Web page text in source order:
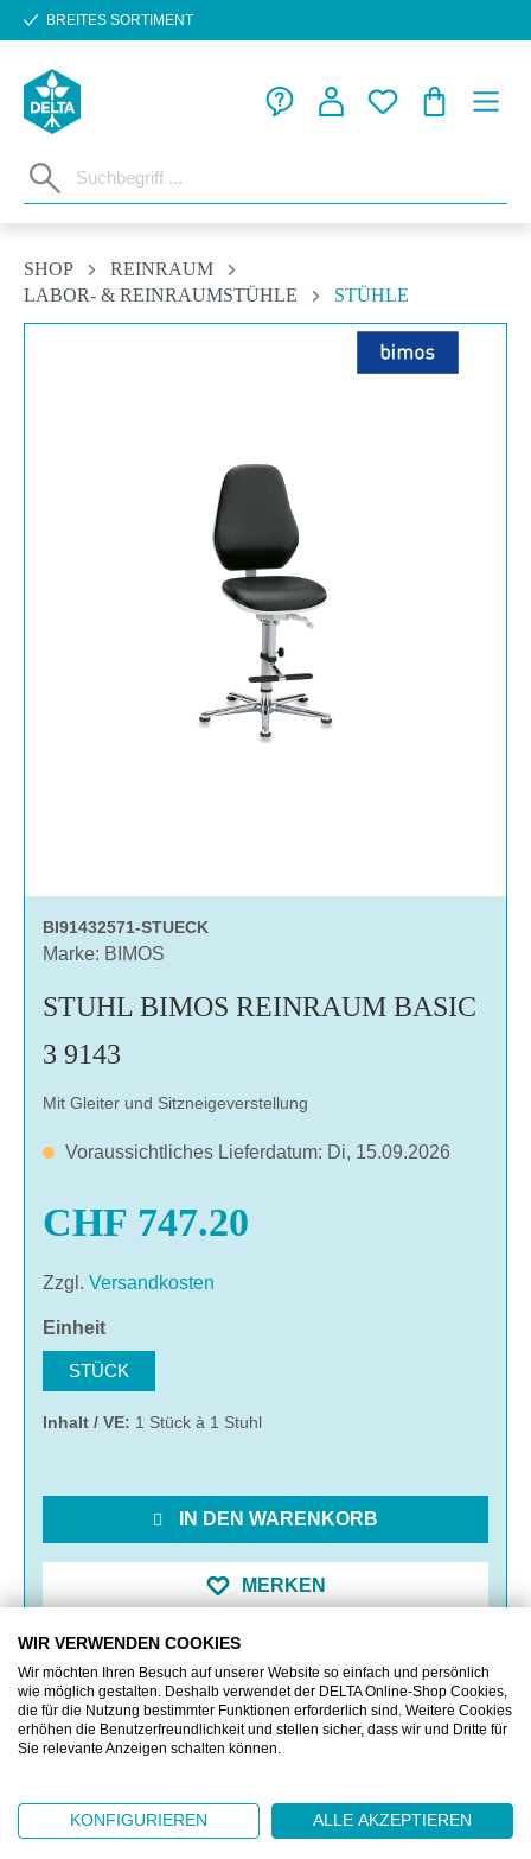
Zum Hauptinhalt springen
BREITES SORTIMENT
SHOP
REINRAUM
LABOR- & REINRAUMSTÜHLE
STÜHLE
BI91432571-STUECK
Marke: BIMOS
STUHL BIMOS REINRAUM BASIC
3 9143
Mit Gleiter und Sitzneigeverstellung
Voraussichtliches Lieferdatum: Di, 15.09.2026
CHF 747.20
Zzgl. Versandkosten
Einheitauswählen
STÜCK
Inhalt / VE: 1 Stück à 1 Stuhl
IN DEN WARENKORB
MERKEN
VERGLEICHEN
OFFERTE EINHOLEN
WIR VERWENDEN COOKIES
Wir möchten Ihren Besuch auf unserer Website so einfach und persönlich
wie möglich gestalten. Deshalb verwendet der DELTA Online-Shop Cookies,
die für die Nutzung bestimmter Funktionen erforderlich sind. Weitere Cookies
erhöhen die Benutzerfreundlichkeit und stellen sicher, dass wir und Dritte für
Sie relevante Anzeigen schalten können.
KONFIGURIEREN ALLE AKZEPTIEREN